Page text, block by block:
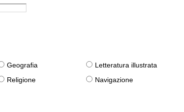
Geografia
Letteratura illustrata
Religione
Navigazione